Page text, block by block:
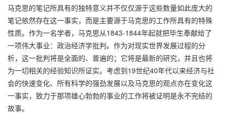
马克思的笔记所具有的独特意义并不仅仅源于这些数量如此庞大的
笔记依然存在这一事实，而是主要源于马克思的工作所具有的特殊
性质。作为一名学者，马克思从1843-1844年起就把毕生奉献给了
一项伟大事业：政治经济学批判。作为对现实世界发展过程的分
析，这一批判将是全面的、普遍的；它将是最新的研究，并且也将
为一切相关的经验知识所证实。考虑到19世纪40年代以来经济与社
会的快速变化、所有科学的强劲发展以及马克思的观点亦在变化这
一事实，致力于那项雄心勃勃的事业的工作将被证明是永不完结的
故事。